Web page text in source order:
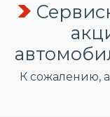
К сожалению,